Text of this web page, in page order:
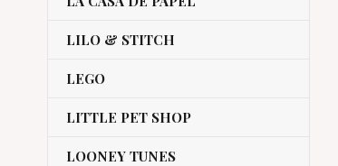
LILO & STITCH
LEGO
LITTLE PET SHOP
LOONEY TUNES